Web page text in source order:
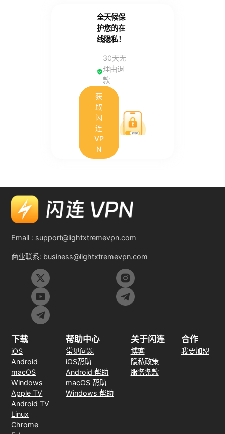
全天候保
护您的在
线隐私！
30天无
理由退
款
获
取
闪
连
VP
N
Email : support@lightxtremevpn.com
商业联系: business@lightxtremevpn.com
下载
iOS
Android
macOS
Windows
Apple TV
Android TV
Linux
Chrome
帮助中心
常见问题
iOS帮助
Android 帮助
macOS 帮助
Windows 帮助
关于闪连
博客
隐私政策
服务条款
合作
我要加盟